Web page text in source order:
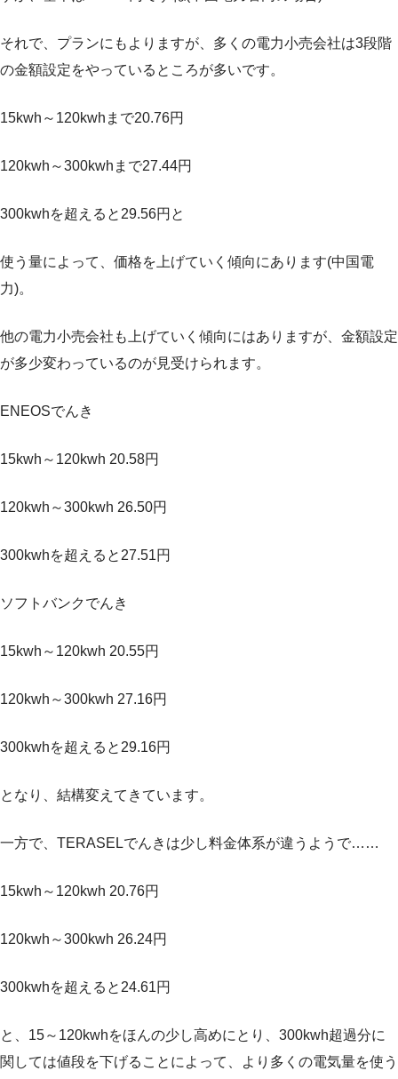
それで、プランにもよりますが、多くの電力小売会社は3段階
の金額設定をやっているところが多いです。
15kwh～120kwhまで20.76円
120kwh～300kwhまで27.44円
300kwhを超えると29.56円と
使う量によって、価格を上げていく傾向にあります(中国電
力)。
他の電力小売会社も上げていく傾向にはありますが、金額設定
が多少変わっているのが見受けられます。
ENEOSでんき
15kwh～120kwh 20.58円
120kwh～300kwh 26.50円
300kwhを超えると27.51円
ソフトバンクでんき
15kwh～120kwh 20.55円
120kwh～300kwh 27.16円
300kwhを超えると29.16円
となり、結構変えてきています。
一方で、TERASELでんきは少し料金体系が違うようで……
15kwh～120kwh 20.76円
120kwh～300kwh 26.24円
300kwhを超えると24.61円
と、15～120kwhをほんの少し高めにとり、300kwh超過分に
関しては値段を下げることによって、より多くの電気量を使う